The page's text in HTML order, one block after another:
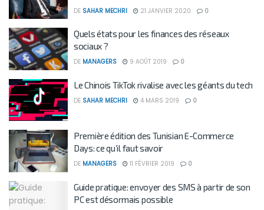
DE SAHAR MECHRI 21 JANVIER 2020 0
Quels états pour les finances des réseaux
sociaux ?
DE MANAGERS 9 AOÛT 2019 0
Le Chinois TikTok rivalise avec les géants du tech
DE SAHAR MECHRI 4 MARS 2019 0
Première édition des Tunisian E-Commerce
Days: ce qu’il faut savoir
DE MANAGERS 11 FÉVRIER 2019 0
Guide pratique: envoyer des SMS à partir de son
PC est désormais possible